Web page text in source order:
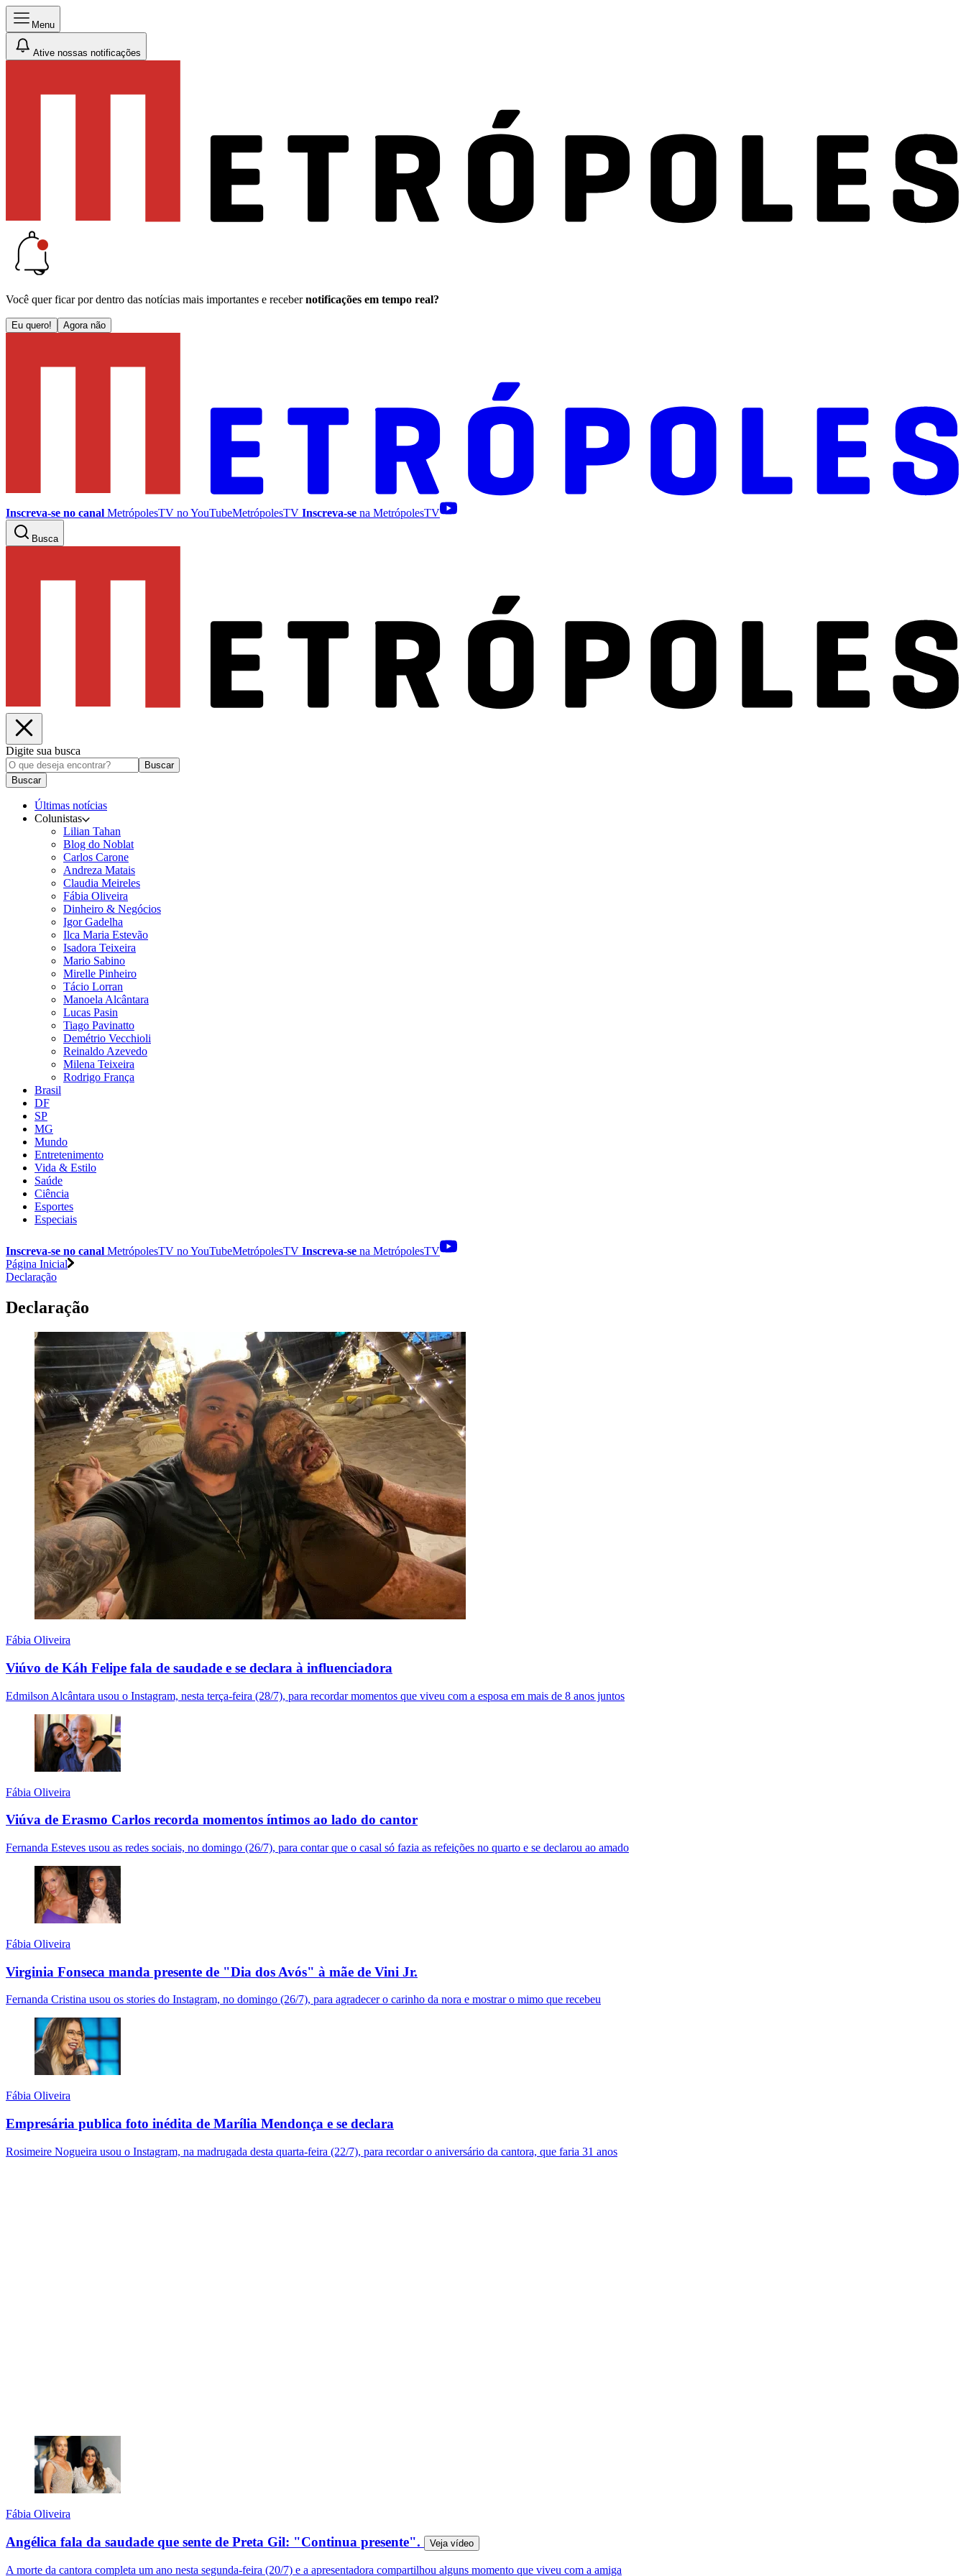
Menu
Ative nossas notificações
Você quer ficar por dentro das notícias mais importantes e receber notificações em tempo real?
Eu quero! Agora não
Inscreva-se no canal MetrópolesTV noYouTubeMetrópolesTV Inscreva-se na MetrópolesTV
Busca
Digite sua busca
Buscar
Buscar
Últimas notícias
Colunistas
Lilian Tahan
Blog do Noblat
Carlos Carone
Andreza Matais
Claudia Meireles
Fábia Oliveira
Dinheiro & Negócios
Igor Gadelha
Ilca Maria Estevão
Isadora Teixeira
Mario Sabino
Mirelle Pinheiro
Tácio Lorran
Manoela Alcântara
Lucas Pasin
Tiago Pavinatto
Demétrio Vecchioli
Reinaldo Azevedo
Milena Teixeira
Rodrigo França
Brasil
DF
SP
MG
Mundo
Entretenimento
Vida & Estilo
Saúde
Ciência
Esportes
Especiais
Inscreva-se no canal MetrópolesTV noYouTubeMetrópolesTV Inscreva-se na MetrópolesTV
Página Inicial
Declaração
Declaração
Fábia Oliveira
Viúvo de Káh Felipe fala de saudade e se declara à influenciadora
Edmilson Alcântara usou o Instagram, nesta terça-feira (28/7), para recordar momentos que viveu com a esposa em mais de 8 anos juntos
Fábia Oliveira
Viúva de Erasmo Carlos recorda momentos íntimos ao lado do cantor
Fernanda Esteves usou as redes sociais, no domingo (26/7), para contar que o casal só fazia as refeições no quarto e se declarou ao amado
Fábia Oliveira
Virginia Fonseca manda presente de "Dia dos Avós" à mãe de Vini Jr.
Fernanda Cristina usou os stories do Instagram, no domingo (26/7), para agradecer o carinho da nora e mostrar o mimo que recebeu
Fábia Oliveira
Empresária publica foto inédita de Marília Mendonça e se declara
Rosimeire Nogueira usou o Instagram, na madrugada desta quarta-feira (22/7), para recordar o aniversário da cantora, que faria 31 anos
Fábia Oliveira
Angélica fala da saudade que sente de Preta Gil: "Continua presente". Veja vídeo
A morte da cantora completa um ano nesta segunda-feira (20/7) e a apresentadora compartilhou alguns momento que viveu com a amiga